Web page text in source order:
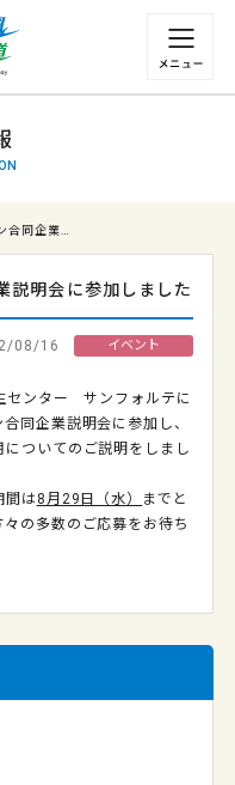
報等についてはこちら
合同企業…
説明会に参加しました
08/16 イベント
センター サンフォルテに
同企業説明会に参加し、
ついてのご説明をしまし
間は8月29日（水）
までと
の多数のご応募をお待ち